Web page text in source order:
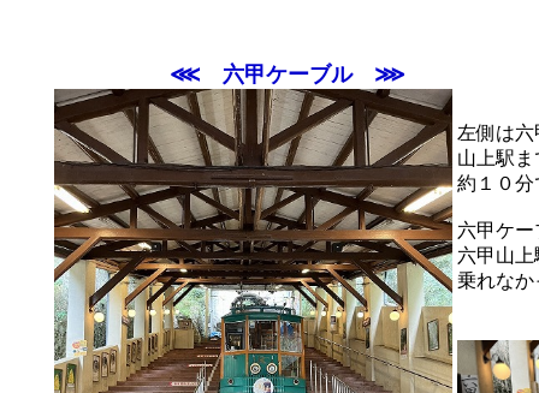
⋘ 六甲ケーブル ⋙
左側は
山上駅
約１０
六甲ケ
六甲山
乗れな